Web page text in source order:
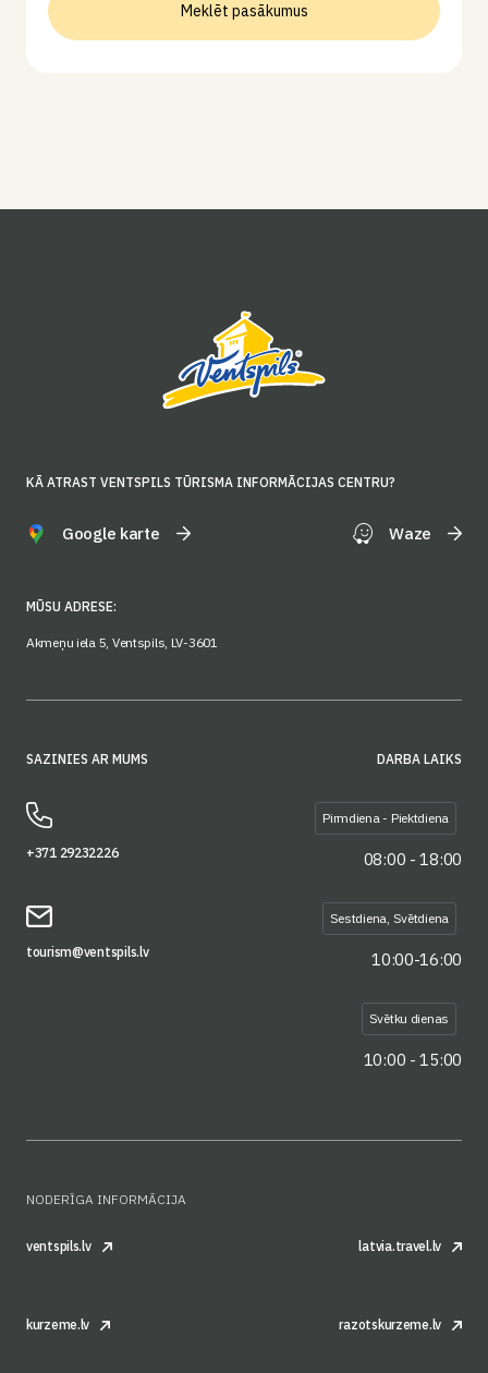
Meklēt pasākumus
KĀ ATRAST VENTSPILS TŪRISMA INFORMĀCIJAS CENTRU?
Google karte Waze
MŪSU ADRESE:
Akmeņu iela 5, Ventspils, LV-3601
SAZINIES AR MUMS
+371 29232226
tourism@ventspils.lv
DARBA LAIKS
Pirmdiena - Piektdiena
08:00 - 18:00
Sestdiena, Svētdiena
10:00-16:00
Svētku dienas
10:00 - 15:00
NODERĪGA INFORMĀCIJA
ventspils.lv latvia.travel.lv
kurzeme.lv razotskurzeme.lv